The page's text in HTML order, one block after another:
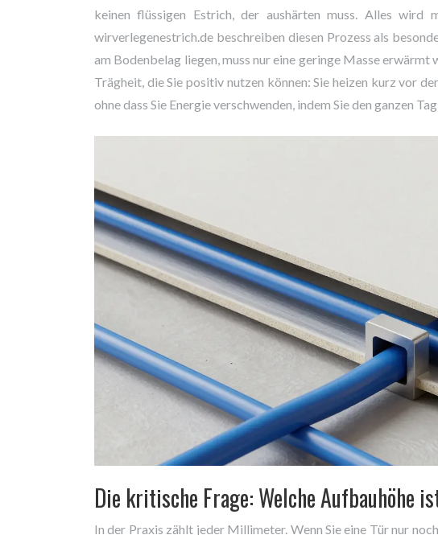
keinen flüssigen Estrich, der aushärten muss. Alles wird
wirverlegenestrich.de beschreiben diesen Prozess als
am Bodenbelag liegen, muss nur eine geringe Masse erwärmt
Trägheit, die Sie positiv nutzen können: Sie heizen kurz vor
ohne dass Sie Energie verschwenden, indem Sie den ganzen
Die kritische Frage: Welche Aufbauhöhe
In der Praxis zählt jeder Millimeter. Wenn Sie eine Tür nur